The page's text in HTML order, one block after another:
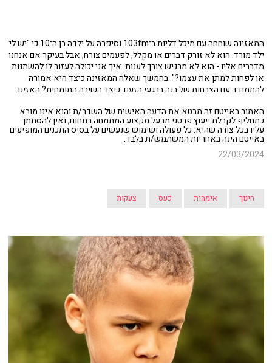
המאזינה שוחחה עם מיכל דליות ב־103fm וסיפרה על ילדה בן ה־10 כי "יש לי
ילד מורד. הוא לא זורק דברים או מקלל, לפעמים צורח, אבל בעיקר אם אנחנו
מדברים אליו - הוא לא מרגיש צורך לענות. איך אני יכולה לעזור לו להשתנות
או לפחות למתן את עצמו?". בהמשך שאלה המאזינה כיצד היא אמורה
להתמודד עם הצרחות של בנה ברגעי הזעם. כיצד השיבה המומחית? האזינו.
האמור באייטם זה מבטא את הדעה האישית של השדר/ת והוא אינו מובא
כתחליף לקבלת ייעוץ פרטני מבעל מקצוע המתמחה בתחום, ואין להסתמך
עליו בכל צורה שהיא. כל פעולה ושימוש שנעשים על בסיס התכנים המופיעים
באייטם הינה באחריות המשתמש/ת בלבד.
22/03/2024
חינוך אימהות כעס צעקות